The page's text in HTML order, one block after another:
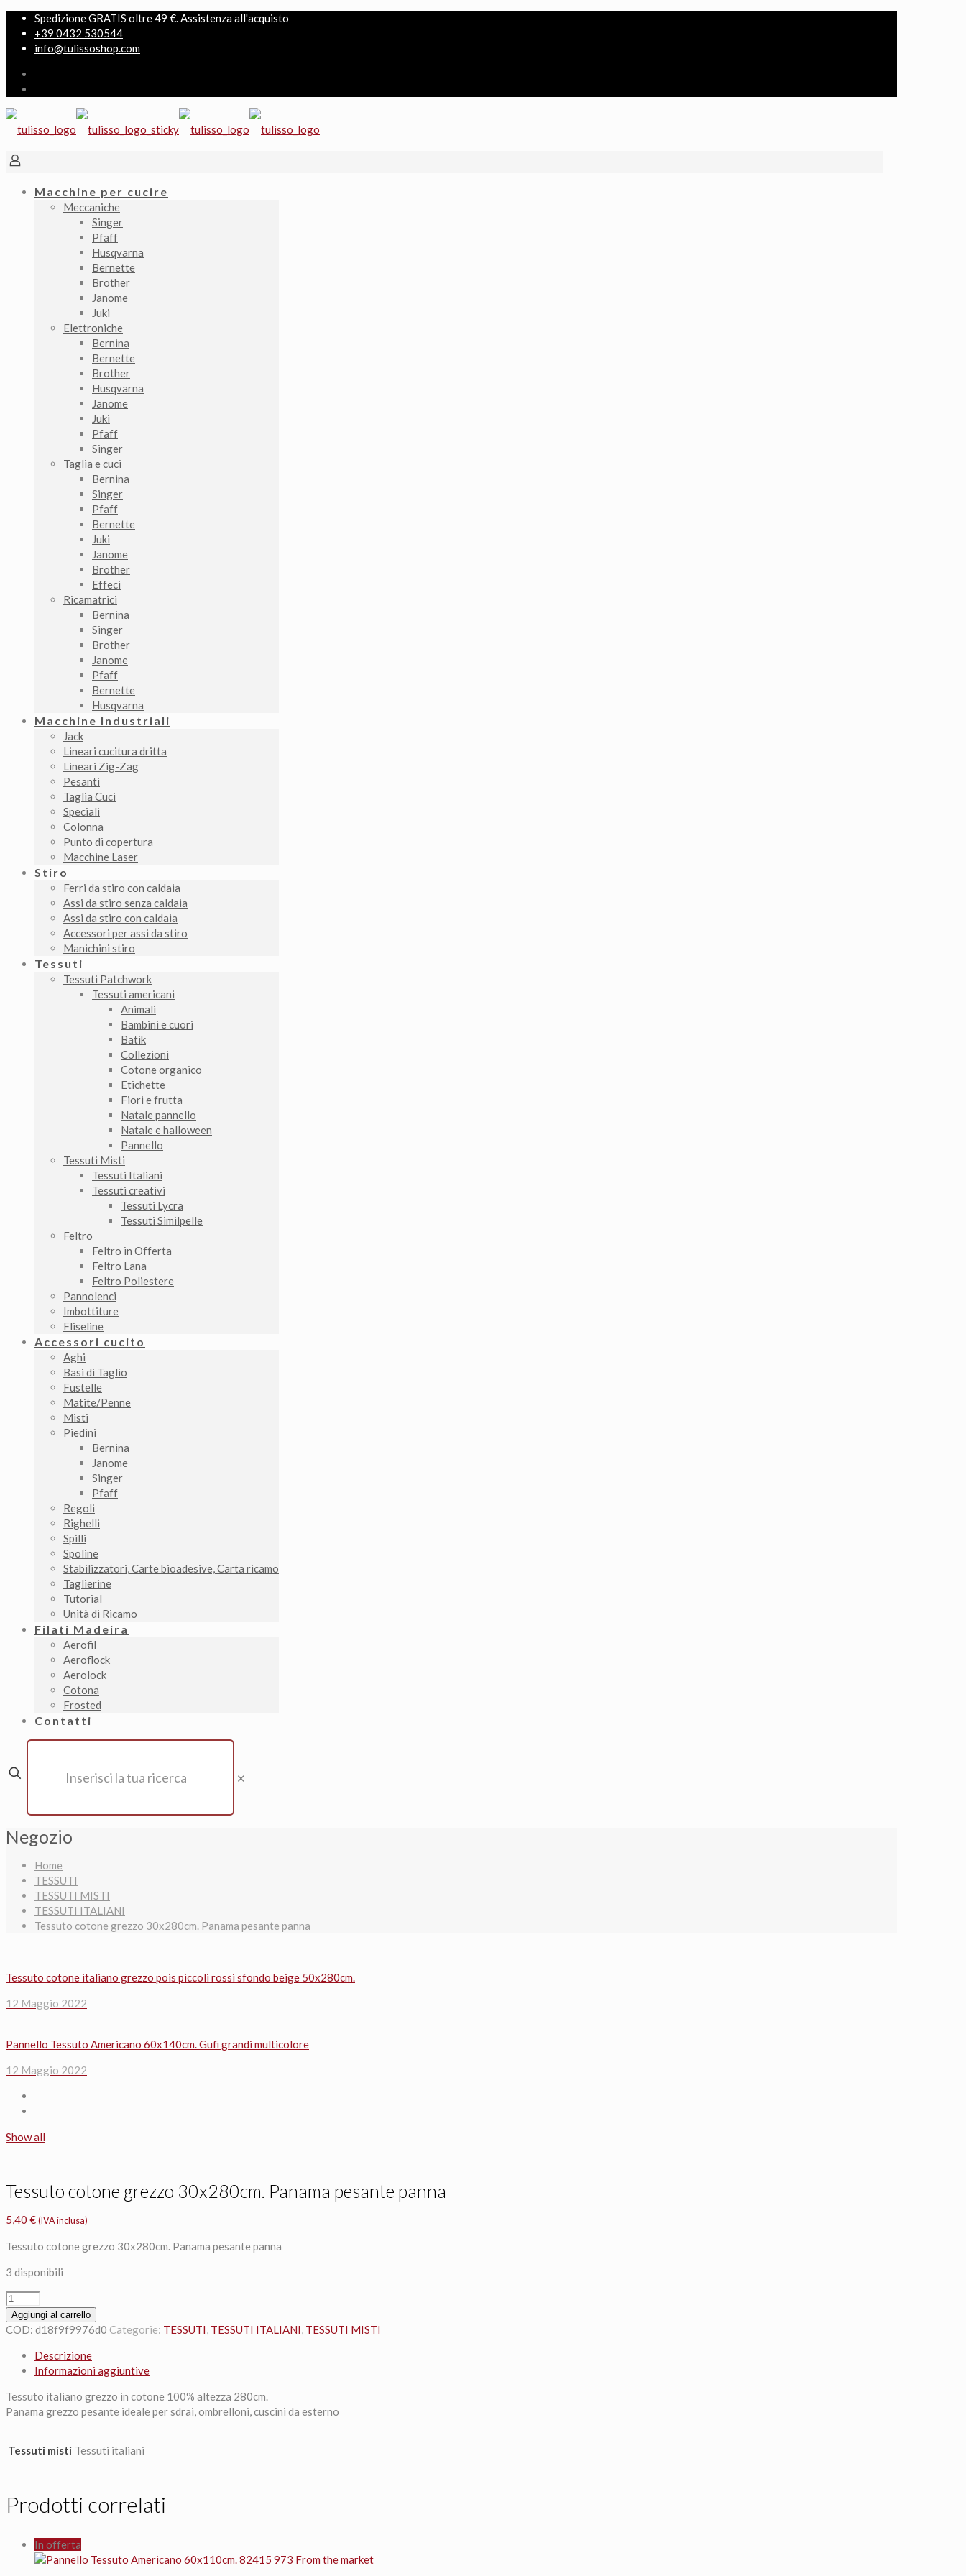
Spedizione GRATIS oltre 49 €. Assistenza all'acquisto
+39 0432 530544
info@tulissoshop.com
Macchine per cucire
Meccaniche
Singer
Pfaff
Husqvarna
Bernette
Brother
Janome
Juki
Elettroniche
Bernina
Bernette
Brother
Husqvarna
Janome
Juki
Pfaff
Singer
Taglia e cuci
Bernina
Singer
Pfaff
Bernette
Juki
Janome
Brother
Effeci
Ricamatrici
Bernina
Singer
Brother
Janome
Pfaff
Bernette
Husqvarna
Macchine Industriali
Jack
Lineari cucitura dritta
Lineari Zig-Zag
Pesanti
Taglia Cuci
Speciali
Colonna
Punto di copertura
Macchine Laser
Stiro
Ferri da stiro con caldaia
Assi da stiro senza caldaia
Assi da stiro con caldaia
Accessori per assi da stiro
Manichini stiro
Tessuti
Tessuti Patchwork
Tessuti americani
Animali
Bambini e cuori
Batik
Collezioni
Cotone organico
Etichette
Fiori e frutta
Natale pannello
Natale e halloween
Pannello
Tessuti Misti
Tessuti Italiani
Tessuti creativi
Tessuti Lycra
Tessuti Similpelle
Feltro
Feltro in Offerta
Feltro Lana
Feltro Poliestere
Pannolenci
Imbottiture
Fliseline
Accessori cucito
Aghi
Basi di Taglio
Fustelle
Matite/Penne
Misti
Piedini
Bernina
Janome
Singer
Pfaff
Regoli
Righelli
Spilli
Spoline
Stabilizzatori, Carte bioadesive, Carta ricamo
Taglierine
Tutorial
Unità di Ricamo
Filati Madeira
Aerofil
Aeroflock
Aerolock
Cotona
Frosted
Contatti
✕
Negozio
Home
TESSUTI
TESSUTI MISTI
TESSUTI ITALIANI
Tessuto cotone grezzo 30x280cm. Panama pesante panna
Tessuto cotone italiano grezzo pois piccoli rossi sfondo beige 50x280cm.
12 Maggio 2022
Pannello Tessuto Americano 60x140cm. Gufi grandi multicolore
12 Maggio 2022
Show all
Tessuto cotone grezzo 30x280cm. Panama pesante panna
5,40 € (IVA inclusa)
Tessuto cotone grezzo 30x280cm. Panama pesante panna
3 disponibili
Tessuto
cotone
grezzo
Panama
pesante
quantità
Aggiungi al carrello
COD: d18f9f9976d0 Categorie: TESSUTI, TESSUTI ITALIANI, TESSUTI MISTI
Descrizione
Informazioni aggiuntive
Tessuto italiano grezzo in cotone 100% altezza 280cm.
Panama grezzo pesante ideale per sdrai, ombrelloni, cuscini da esterno
Tessuti misti Tessuti italiani
Prodotti correlati
In offerta